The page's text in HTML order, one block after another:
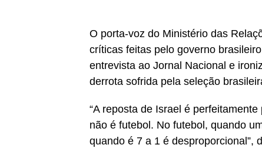
O porta-voz do Ministério das
críticas feitas pelo governo
entrevista ao Jornal Nacional e
derrota sofrida pela seleção
“A reposta de Israel é
não é futebol. No futebol, quando
quando é 7 a 1 é desproporcional”,